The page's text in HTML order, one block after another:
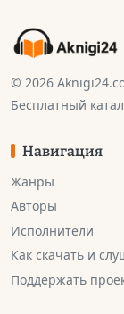
© 2026
Бесплатный
Навигация
Жанры
Авторы
Исполнители
Как скачать и
Поддержать